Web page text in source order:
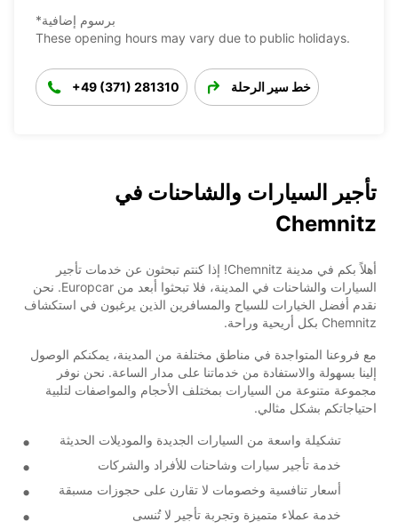
*برسوم إضافية
These opening hours may vary due to public holidays.
+49 (371) 281310 خط سير الرحلة
تأجير السيارات والشاحنات في
Chemnitz
أهلاً بكم في مدينة Chemnitz! إذا كنتم تبحثون عن خدمات تأجير
السيارات والشاحنات في المدينة، فلا تبحثوا أبعد من Europcar. نحن
نقدم أفضل الخيارات للسياح والمسافرين الذين يرغبون في استكشاف
Chemnitz بكل أريحية وراحة.
مع فروعنا المتواجدة في مناطق مختلفة من المدينة، يمكنكم الوصول
إلينا بسهولة والاستفادة من خدماتنا على مدار الساعة. نحن نوفر
مجموعة متنوعة من السيارات بمختلف الأحجام والمواصفات لتلبية
احتياجاتكم بشكل مثالي.
تشكيلة واسعة من السيارات الجديدة والموديلات الحديثة
خدمة تأجير سيارات وشاحنات للأفراد والشركات
أسعار تنافسية وخصومات لا تقارن على حجوزات مسبقة
خدمة عملاء متميزة وتجربة تأجير لا تُنسى